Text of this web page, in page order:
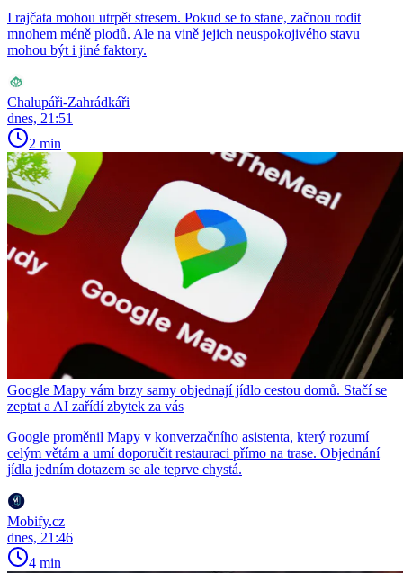
I rajčata mohou utrpět stresem. Pokud se to stane, začnou rodit
mnohem méně plodů. Ale na vině jejich neuspokojivého stavu
mohou být i jiné faktory.
Chalupáři-Zahrádkáři
dnes, 21:51
2 min
Google Mapy vám brzy samy objednají jídlo cestou domů. Stačí se
zeptat a AI zařídí zbytek za vás
Google proměnil Mapy v konverzačního asistenta, který rozumí
celým větám a umí doporučit restauraci přímo na trase. Objednání
jídla jedním dotazem se ale teprve chystá.
Mobify.cz
dnes, 21:46
4 min